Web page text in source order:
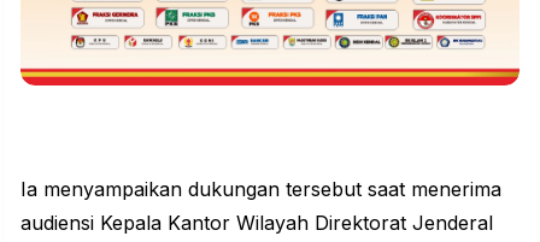
Ia menyampaikan dukungan tersebut saat menerima
audiensi Kepala Kantor Wilayah Direktorat Jenderal